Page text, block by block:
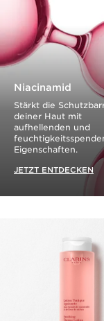
Niacinamid
Stärkt die
deiner Haut mit
aufhellenden und
Eigenschaften.
JETZT ENTDECKEN